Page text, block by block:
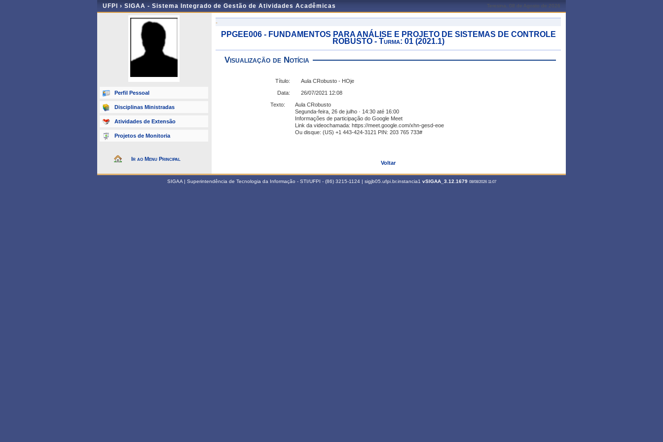
UFPI › SIGAA - Sistema Integrado de Gestão de Atividades Acadêmicas Teresina, 08 de Agosto de 2026
Perfil Pessoal
Disciplinas Ministradas
Atividades de Extensão
Projetos de Monitoria
Ir ao Menu Principal
-
PPGEE006 - FUNDAMENTOS PARA ANÁLISE E PROJETO DE SISTEMAS DE CONTROLE
ROBUSTO - Turma: 01 (2021.1)
Visualização de Notícia
Título:
Aula CRobusto - HOje
Data:
26/07/2021 12:08
Texto:
Aula CRobusto
Segunda-feira, 26 de julho · 14:30 até 16:00
Informações de participação do Google Meet
Link da videochamada: https://meet.google.com/xhn-gesd-eoe
Ou disque: ‪(US) +1 443-424-3121‬ PIN: ‪203 765 733‬#
Voltar
SIGAA | Superintendência de Tecnologia da Informação - STI/UFPI - (86) 3215-1124 | sigjb05.ufpi.br.instancia1 vSIGAA_3.12.1679 08/08/2026 11:07